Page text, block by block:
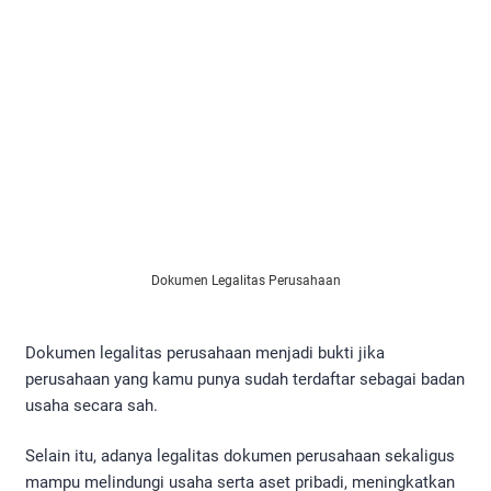
Dokumen Legalitas Perusahaan
Dokumen legalitas perusahaan menjadi bukti jika
perusahaan yang kamu punya sudah terdaftar sebagai badan
usaha secara sah.
Selain itu, adanya legalitas dokumen perusahaan​ sekaligus
mampu melindungi usaha serta aset pribadi, meningkatkan